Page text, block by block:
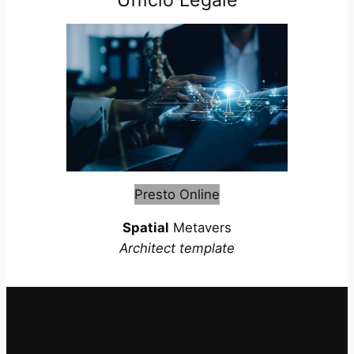
Presto Online
Spatial Metavers
Architect template